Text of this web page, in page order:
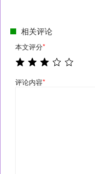
相关评论
本文评分*
评论内容*